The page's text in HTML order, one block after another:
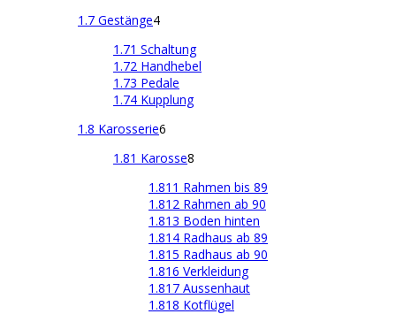
1.7 Gestänge4
1.71 Schaltung
1.72 Handhebel
1.73 Pedale
1.74 Kupplung
1.8 Karosserie6
1.81 Karosse8
1.811 Rahmen bis 89
1.812 Rahmen ab 90
1.813 Boden hinten
1.814 Radhaus ab 89
1.815 Radhaus ab 90
1.816 Verkleidung
1.817 Aussenhaut
1.818 Kotflügel